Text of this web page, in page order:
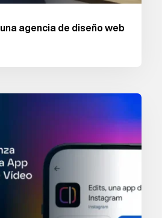
agencia de diseño web